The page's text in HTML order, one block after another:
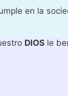
en la
DIOSle